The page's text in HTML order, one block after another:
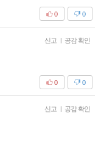
0
0
신고 공감 확인
0
0
신고 공감 확인